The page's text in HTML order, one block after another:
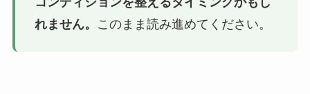
れません。
このまま読み進めてください。